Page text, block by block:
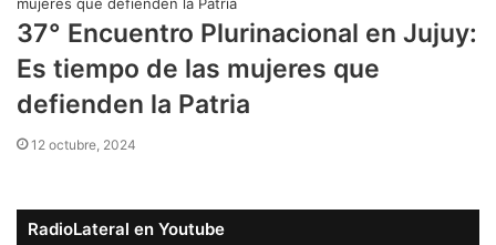
37° Encuentro Plurinacional en Jujuy:
Es tiempo de las mujeres que
defienden la Patria
12 octubre, 2024
RadioLateral en Youtube